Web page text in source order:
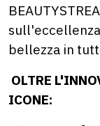
bellezza in
OLTRE
ICONE: